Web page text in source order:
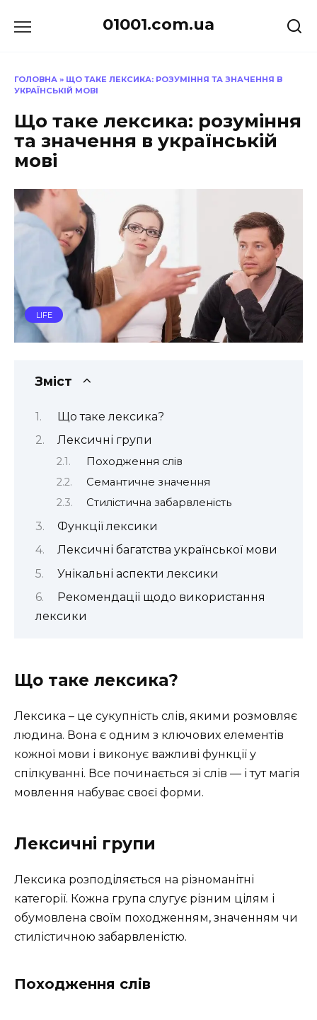
до
01001.com.ua
ГОЛОВНА » ЩО ТАКЕ ЛЕКСИКА: РОЗУМІННЯ ТА ЗНАЧЕННЯ В
УКРАЇНСЬКІЙ МОВІ
Що таке лексика: розуміння
та значення в українській
мові
LIFE
Зміст
Що таке лексика?
Лексичні групи
Походження слів
Семантичне значення
Стилістична забарвленість
Функції лексики
Лексичні багатства української мови
Унікальні аспекти лексики
Рекомендації щодо використання
лексики
Що таке лексика?
Лексика – це сукупність слів, якими розмовляє
людина. Вона є одним з ключових елементів
кожної мови і виконує важливі функції у
спілкуванні. Все починається зі слів — і тут магія
мовлення набуває своєї форми.
Лексичні групи
Лексика розподіляється на різноманітні
категорії. Кожна група слугує різним цілям і
обумовлена своїм походженням, значенням чи
стилістичною забарвленістю.
Походження слів